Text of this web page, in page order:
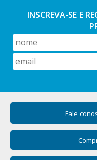
INSCREVA-SE E
Fale